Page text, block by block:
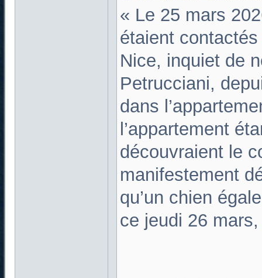
« Le 25 mars
étaient
Nice, inquiet de
Petrucciani,
dans
l’appartement
découvraient le
manifestement
qu’un chien
ce jeudi 26